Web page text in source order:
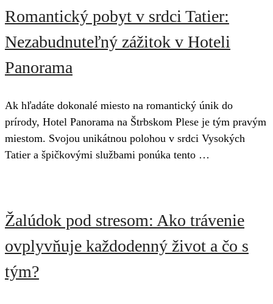
Romantický pobyt v srdci Tatier:
Nezabudnuteľný zážitok v Hoteli
Panorama
Ak hľadáte dokonalé miesto na romantický únik do
prírody, Hotel Panorama na Štrbskom Plese je tým pravým
miestom. Svojou unikátnou polohou v srdci Vysokých
Tatier a špičkovými službami ponúka tento …
Žalúdok pod stresom: Ako trávenie
ovplyvňuje každodenný život a čo s
tým?